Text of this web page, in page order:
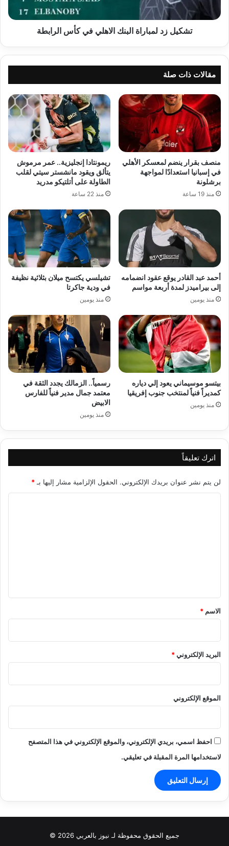
الرابطة
تشكيل زد لمباراة البنك الاهلي في كأس الرابطة
مقالات ذات صلة
منصف بقرار ينضم لمعسكر الأهلي
في إسبانيا استعدادًا لمواجهة
برشلونة
منذ 19 ساعة
ريمونتادا إنجليزية.. عمر مرموش
يتألق ويقود مانشستر سيتي لقلب
الطاولة على أتلتيكو مدريد
منذ 22 ساعة
أحمد عبد القادر يوقع عقود انضمامه
إلى بيراميدز لمدة أربعة مواسم
منذ يومين
تشيلسي يكتسح ميلان بثلاثية نظيفة
في ودية جاكرتا
منذ يومين
بيتسو موسيماني يعود إلي دياره
كمديراً فنياً لمنتخب جنوب إفريقيا
منذ يومين
رسمياً.. الزمالك يجدد الثقة في
معتمد جمال مدير فنياً للفارس
الابيض
منذ يومين
اترك تعليقاً
لن يتم نشر عنوان بريدك الإلكتروني. الحقول الإلزامية مشار إليها بـ *
*
الاسم *
البريد الإلكتروني*
الموقع الإلكتروني
احفظ اسمي، بريدي الإلكتروني، والموقع الإلكتروني في هذا المتصفح
لاستخدامها المرة المقبلة في تعليقي.
جميع الحقوق محفوظة لـ نيوز بالعربي 2026 ©